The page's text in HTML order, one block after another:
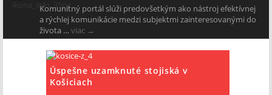
Komunitný portál slúži predovšetkým ako nástroj efektívnej
a rýchlej komunikácie medzi subjektmi zainteresovanými do
života …viac →
Úspešne uzamknuté stojiská v
Košiciach